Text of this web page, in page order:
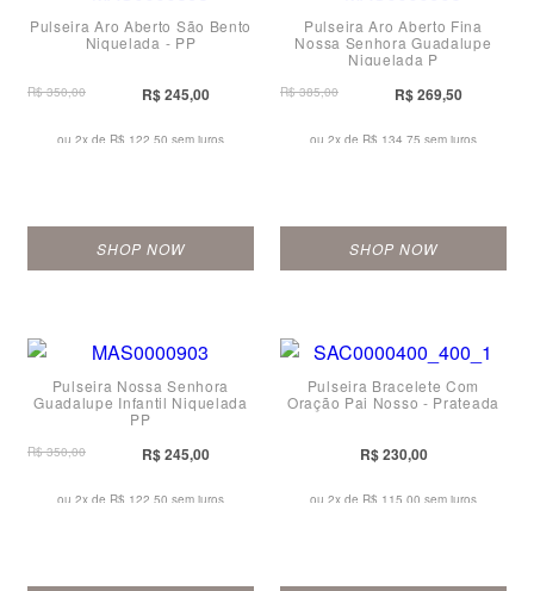
Pulseira Aro Aberto São Bento
Niquelada - PP
R$ 350,00 R$ 245,00
ou 2x de R$ 122,50 sem juros
SHOP NOW
Pulseira Aro Aberto Fina
Nossa Senhora Guadalupe
Niquelada P
R$ 385,00 R$ 269,50
ou 2x de R$ 134,75 sem juros
SHOP NOW
Pulseira Nossa Senhora
Guadalupe Infantil Niquelada
PP
R$ 350,00 R$ 245,00
ou 2x de R$ 122,50 sem juros
Pulseira Bracelete Com
Oração Pai Nosso - Prateada
R$ 230,00
ou 2x de R$ 115,00 sem juros